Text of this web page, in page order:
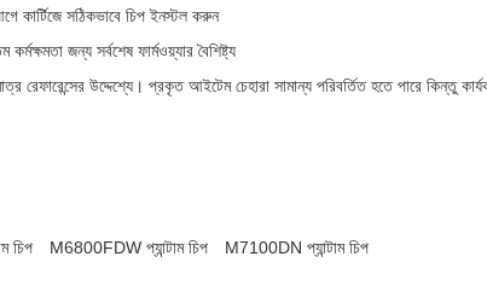
কার্টিজে সঠিকভাবে চিপ ইনস্টল করুন
জন্য সর্বশেষ ফার্মওয়্যার বৈশিষ্ট্য
রেফারেন্সের উদ্দেশ্যে। প্রকৃত আইটেম চেহারা সামান্য পরিবর্তিত হতে পারে কিন্তু
চিপ M6800FDW প্যান্টাম চিপ M7100DN প্যান্টাম চিপ